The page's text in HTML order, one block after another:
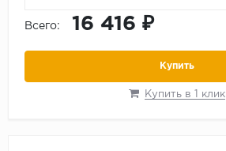
Всего: 16 416 ₽
Купить
Купить в 1 клик